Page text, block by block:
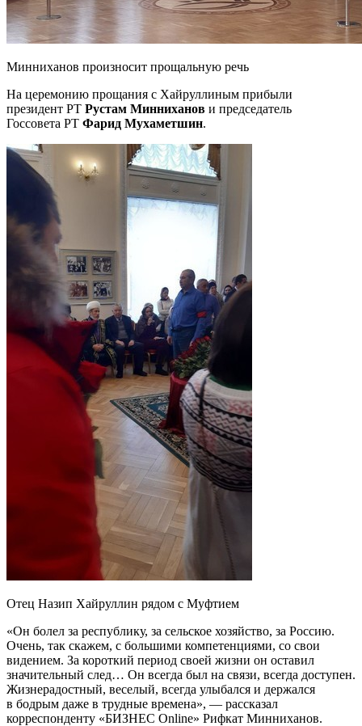
Минниханов произносит прощальную речь
На церемонию прощания с Хайруллиным прибыли
президент РТ Рустам Минниханов и председатель
Госсовета РТ Фарид Мухаметшин.
Отец Назип Хайруллин рядом с Муфтием
«Он болел за республику, за сельское хозяйство, за Россию.
Очень, так скажем, с большими компетенциями, со свои
видением. За короткий период своей жизни он оставил
значительный след… Он всегда был на связи, всегда доступен.
Жизнерадостный, веселый, всегда улыбался и держался
в бодрым даже в трудные времена», — рассказал
корреспонденту «БИЗНЕС Online» Рифкат Минниханов.